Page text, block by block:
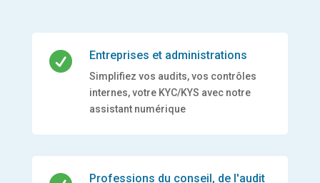
 Entreprises et administrations
Simplifiez vos audits, vos contrôles
internes, votre KYC/KYS avec notre
assistant numérique
Professions du conseil, de l'audit